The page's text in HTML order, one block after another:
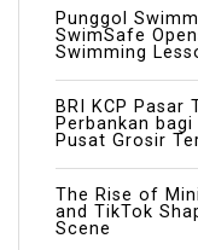
Punggol
SwimSafe
Swimming
BRI KCP Pasar
Perbankan bagi
Pusat Grosir
The Rise of
and TikTok
Scene